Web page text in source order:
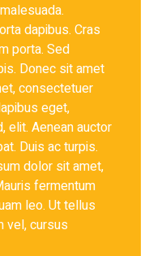
dapibus. Cras
porta. Sed
Donec sit amet
consectetuer
eget,
elit. Aenean auctor
Duis ac turpis.
dolor sit amet,
fermentum
leo. Ut tellus
vel, cursus